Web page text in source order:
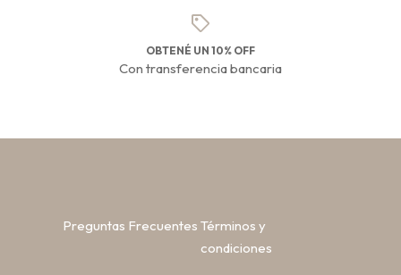
OBTENÉ UN 10% OFF
Con transferencia bancaria
Preguntas Frecuentes Términos y
condiciones